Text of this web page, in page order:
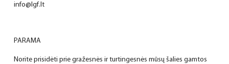
info@lgf.lt
PARAMA
Norite prisidėti prie gražesnės ir turtingesnės mūsų šalies gamtos